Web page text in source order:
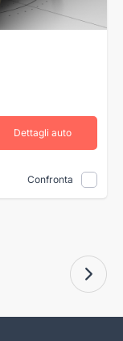
Dettagli auto
Confronta